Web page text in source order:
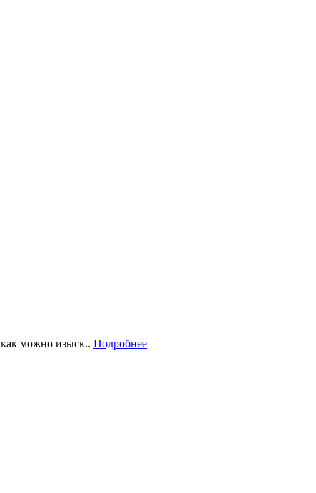
как можно изыск.. Подробнее